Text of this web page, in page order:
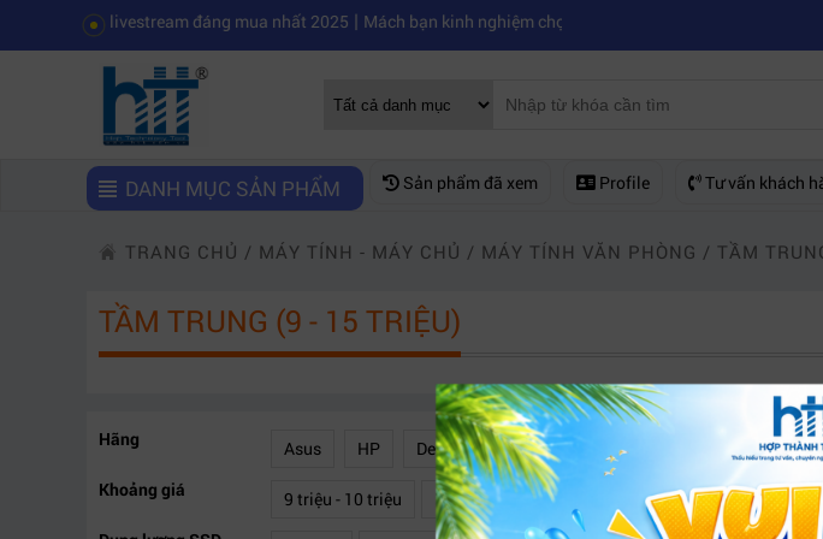
Elgato livestream đáng mua nhất 2025 |Mách bạn kinh nghiệm chọn mua máy quay phim chuyên nghiệp
DANH MỤC SẢN PHẨM Sản phẩm đã xem Profile Tư vấn khách
TRANG CHỦ / MÁY TÍNH - MÁY CHỦ / MÁY TÍNH VĂN PHÒNG / TẦM
TẦM TRUNG (9 - 15 TRIỆU)
Hãng Asus HP Dell Acer Lenovo Intel
Khoảng giá
9 triệu - 10 triệu 10 triệu - 12 triệu
12 triệu - 15 triệu